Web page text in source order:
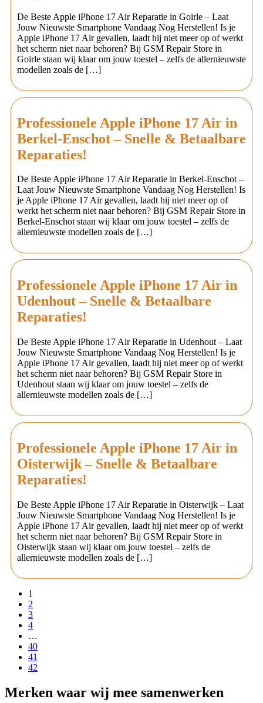
De Beste Apple iPhone 17 Air Reparatie in Goirle – Laat
Jouw Nieuwste Smartphone Vandaag Nog Herstellen! Is je
Apple iPhone 17 Air gevallen, laadt hij niet meer op of werkt
het scherm niet naar behoren? Bij GSM Repair Store in
Goirle staan wij klaar om jouw toestel – zelfs de allernieuwste
modellen zoals de […]
Professionele Apple iPhone 17 Air in
Berkel-Enschot – Snelle & Betaalbare
Reparaties!
De Beste Apple iPhone 17 Air Reparatie in Berkel-Enschot –
Laat Jouw Nieuwste Smartphone Vandaag Nog Herstellen! Is
je Apple iPhone 17 Air gevallen, laadt hij niet meer op of
werkt het scherm niet naar behoren? Bij GSM Repair Store in
Berkel-Enschot staan wij klaar om jouw toestel – zelfs de
allernieuwste modellen zoals de […]
Professionele Apple iPhone 17 Air in
Udenhout – Snelle & Betaalbare
Reparaties!
De Beste Apple iPhone 17 Air Reparatie in Udenhout – Laat
Jouw Nieuwste Smartphone Vandaag Nog Herstellen! Is je
Apple iPhone 17 Air gevallen, laadt hij niet meer op of werkt
het scherm niet naar behoren? Bij GSM Repair Store in
Udenhout staan wij klaar om jouw toestel – zelfs de
allernieuwste modellen zoals de […]
Professionele Apple iPhone 17 Air in
Oisterwijk – Snelle & Betaalbare
Reparaties!
De Beste Apple iPhone 17 Air Reparatie in Oisterwijk – Laat
Jouw Nieuwste Smartphone Vandaag Nog Herstellen! Is je
Apple iPhone 17 Air gevallen, laadt hij niet meer op of werkt
het scherm niet naar behoren? Bij GSM Repair Store in
Oisterwijk staan wij klaar om jouw toestel – zelfs de
allernieuwste modellen zoals de […]
1
2
3
4
…
40
41
42
Merken waar wij mee samenwerken